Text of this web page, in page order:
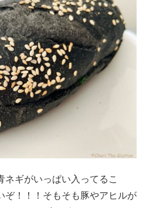
ネギがいっぱい入ってるこ
ぞ！！！そもそも豚やアヒルが